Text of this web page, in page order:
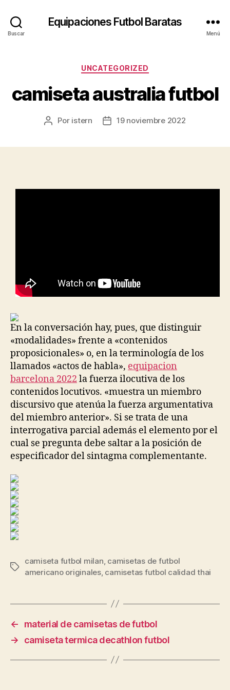
Buscar
Equipaciones Futbol Baratas
Menú
Categorías
UNCATEGORIZED
camiseta australia futbol
Autor
Por istern
Fecha19 noviembre 2022
En la conversación hay, pues, que distinguir
«modalidades» frente a «contenidos
proposicionales» o, en la terminología de los
llamados «actos de habla», equipacion
barcelona 2022 la fuerza ilocutiva de los
contenidos locutivos. «muestra un miembro
discursivo que atenúa la fuerza argumentativa
del miembro anterior». Si se trata de una
interrogativa parcial además el elemento por el
cual se pregunta debe saltar a la posición de
especificador del sintagma complementante.
Etiquetas
camiseta futbol milan camisetas de futbol
americano originales, camisetas futbol calidad thai
←
material de camisetas de futbol
→
camiseta termica decathlon futbol